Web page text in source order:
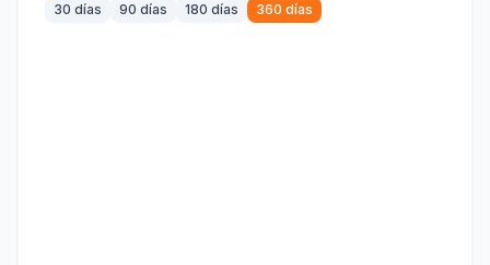
30 días 90 días 180 días 360 días